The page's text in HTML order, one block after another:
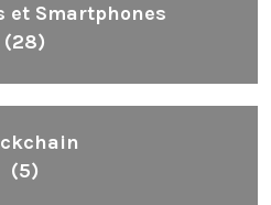
et Smartphones
(28)
(5)